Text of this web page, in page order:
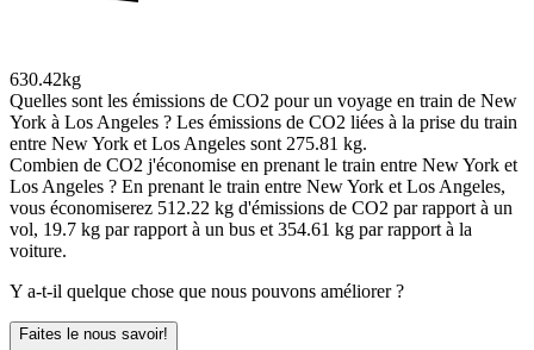
630.42kg
Quelles sont les émissions de CO2 pour un voyage en train de New
York à Los Angeles ? Les émissions de CO2 liées à la prise du train
entre New York et Los Angeles sont 275.81 kg.
Combien de CO2 j'économise en prenant le train entre New York et
Los Angeles ? En prenant le train entre New York et Los Angeles,
vous économiserez 512.22 kg d'émissions de CO2 par rapport à un
vol, 19.7 kg par rapport à un bus et 354.61 kg par rapport à la
voiture.
Y a-t-il quelque chose que nous pouvons améliorer ?
Faites le nous savoir!